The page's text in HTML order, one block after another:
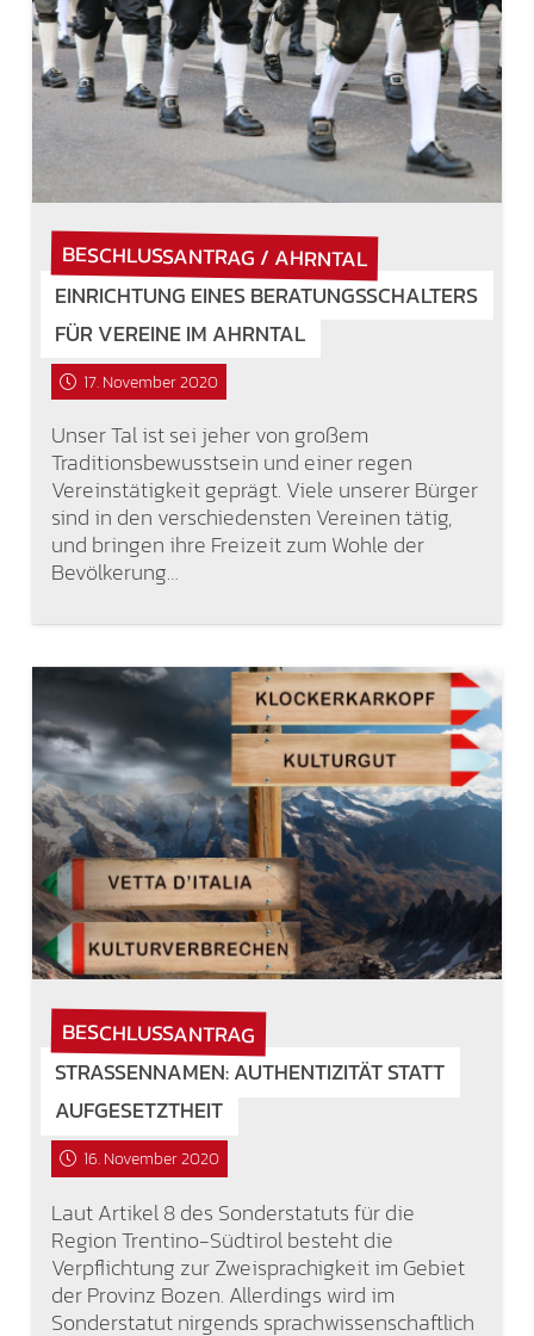
BESCHLUSSANTRAG / AHRNTAL
EINRICHTUNG EINES BERATUNGSSCHALTERS
FÜR VEREINE IM AHRNTAL
17. November 2020
Unser Tal ist sei jeher von großem
Traditionsbewusstsein und einer regen
Vereinstätigkeit geprägt. Viele unserer Bürger
sind in den verschiedensten Vereinen tätig,
und bringen ihre Freizeit zum Wohle der
Bevölkerung…
BESCHLUSSANTRAG
STRASSENNAMEN: AUTHENTIZITÄT STATT A
UFGESETZTHEIT
16. November 2020
Laut Artikel 8 des Sonderstatuts für die
Region Trentino-Südtirol besteht die
Verpflichtung zur Zweisprachigkeit im Gebiet
der Provinz Bozen. Allerdings wird im
Sonderstatut nirgends sprachwissenschaftlich